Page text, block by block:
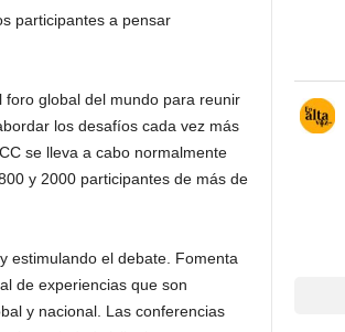
participantes a pensar
foro global del mundo para reunir
los desafíos cada vez más
se lleva a cabo normalmente
y 2000 participantes de más de
estimulando el debate. Fomenta
de experiencias que son
y nacional. Las conferencias